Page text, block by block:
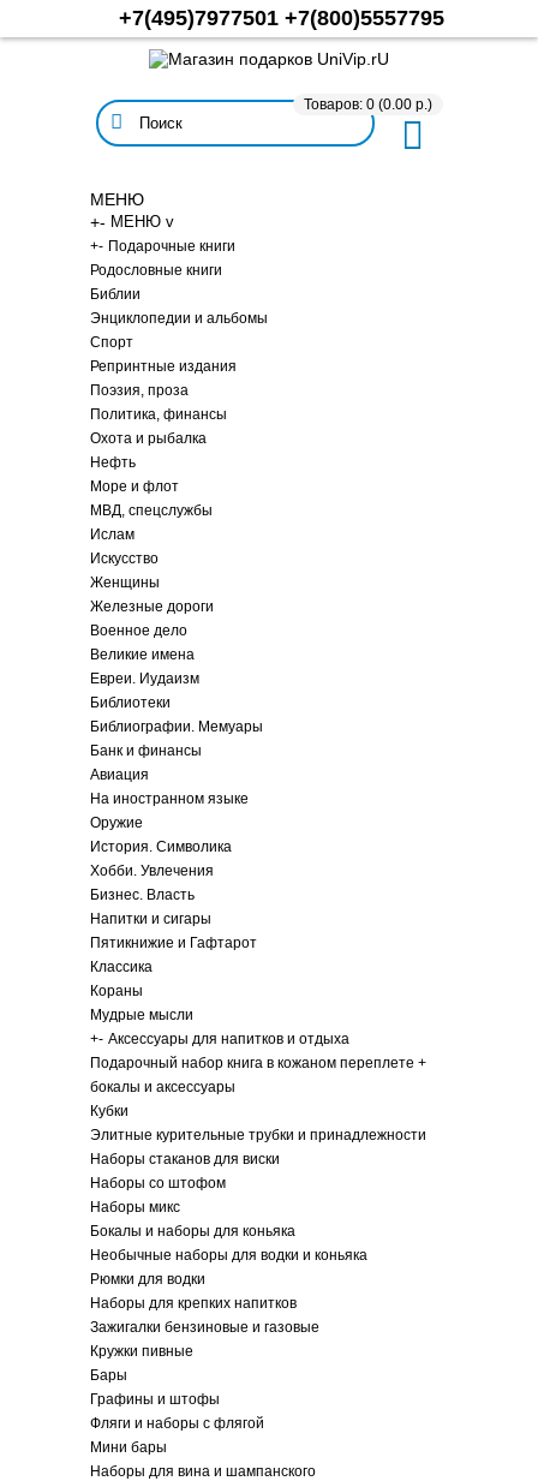
+7(495)7977501 +7(800)5557795
Товаров: 0 (0.00 р.)
МЕНЮ
+- МЕНЮ v
+- Подарочные книги
Родословные книги
Библии
Энциклопедии и альбомы
Спорт
Репринтные издания
Поэзия, проза
Политика, финансы
Охота и рыбалка
Нефть
Море и флот
МВД, спецслужбы
Ислам
Искусство
Женщины
Железные дороги
Военное дело
Великие имена
Евреи. Иудаизм
Библиотеки
Библиографии. Мемуары
Банк и финансы
Авиация
На иностранном языке
Оружие
История. Символика
Хобби. Увлечения
Бизнес. Власть
Напитки и сигары
Пятикнижие и Гафтарот
Классика
Кораны
Мудрые мысли
+- Аксессуары для напитков и отдыха
Подарочный набор книга в кожаном переплете +
бокалы и аксессуары
Кубки
Элитные курительные трубки и принадлежности
Наборы стаканов для виски
Наборы со штофом
Наборы микс
Бокалы и наборы для коньяка
Необычные наборы для водки и коньяка
Рюмки для водки
Наборы для крепких напитков
Зажигалки бензиновые и газовые
Кружки пивные
Бары
Графины и штофы
Фляги и наборы с флягой
Мини бары
Наборы для вина и шампанского